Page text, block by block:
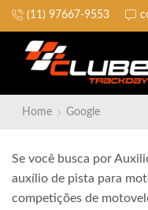
(11) 97667-9553
Não perca a
Home Google
Se você busca por
auxílio de pista para
competições de